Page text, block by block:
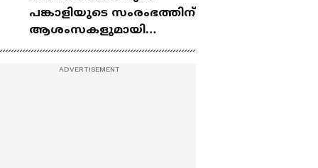
പങ്കാളിയുടെ സംരംഭത്തിന്
ആശംസകളുമായി
മെസ്സിയുടെ പങ്കാളി